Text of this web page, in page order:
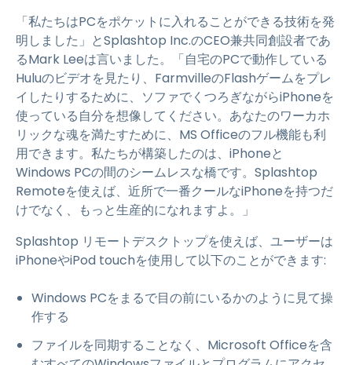
「私たちはPCをポケットに入れることができる技術を発
明しました」とSplashtop Inc.のCEO兼共同創設者であ
るMark Leeは言いました。「自宅のPCで動作している
Huluのビデオを見たり、FarmvilleのFlashゲームをプレ
イしたりするために、ソファでくつろぎながらiPhoneを
使っている自分を想像してください。あなたのワーカホ
リックな魂を満たすために、MS Officeのフル機能も利
用できます。私たちが構築したのは、iPhoneと
Windows PCの間のシームレスな橋です。Splashtop
Remoteを使えば、近所で一番クールなiPhoneを持つだ
けでなく、もっと生産的になれますよ。」
Splashtop リモートデスクトップを使えば、ユーザーは
iPhoneやiPod touchを使用して以下のことができます:
Windows PCをまるで目の前にいるかのように見て操
作する
ファイルを同期することなく、Microsoft Officeを含